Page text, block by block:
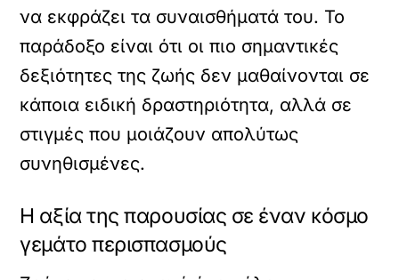
να εκφράζει τα συναισθήματά του. Το
παράδοξο είναι ότι οι πιο σημαντικές
δεξιότητες της ζωής δεν μαθαίνονται σε
κάποια ειδική δραστηριότητα, αλλά σε
στιγμές που μοιάζουν απολύτως
συνηθισμένες.
Η αξία της παρουσίας σε έναν κόσμο
γεμάτο περισπασμούς